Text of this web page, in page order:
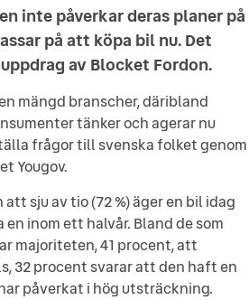
inte påverkar deras planer på
på att köpa bil nu. Det
av Blocket Fordon.
mängd branscher, däribland
tänker och agerar nu
frågor till svenska folket genom
Yougov.
sju av tio (72 %) äger en bil idag
inom ett halvår. Bland de som
majoriteten, 41 procent, att
32 procent svarar att den haft en
påverkat i hög utsträckning.